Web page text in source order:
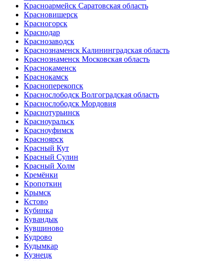
Красноармейск Саратовская область
Красновишерск
Красногорск
Краснодар
Краснозаводск
Краснознаменск Калининградская область
Краснознаменск Московская область
Краснокаменск
Краснокамск
Красноперекопск
Краснослободск Волгоградская область
Краснослободск Мордовия
Краснотурьинск
Красноуральск
Красноуфимск
Красноярск
Красный Кут
Красный Сулин
Красный Холм
Кремёнки
Кропоткин
Крымск
Кстово
Кубинка
Кувандык
Кувшиново
Кудрово
Кудымкар
Кузнецк